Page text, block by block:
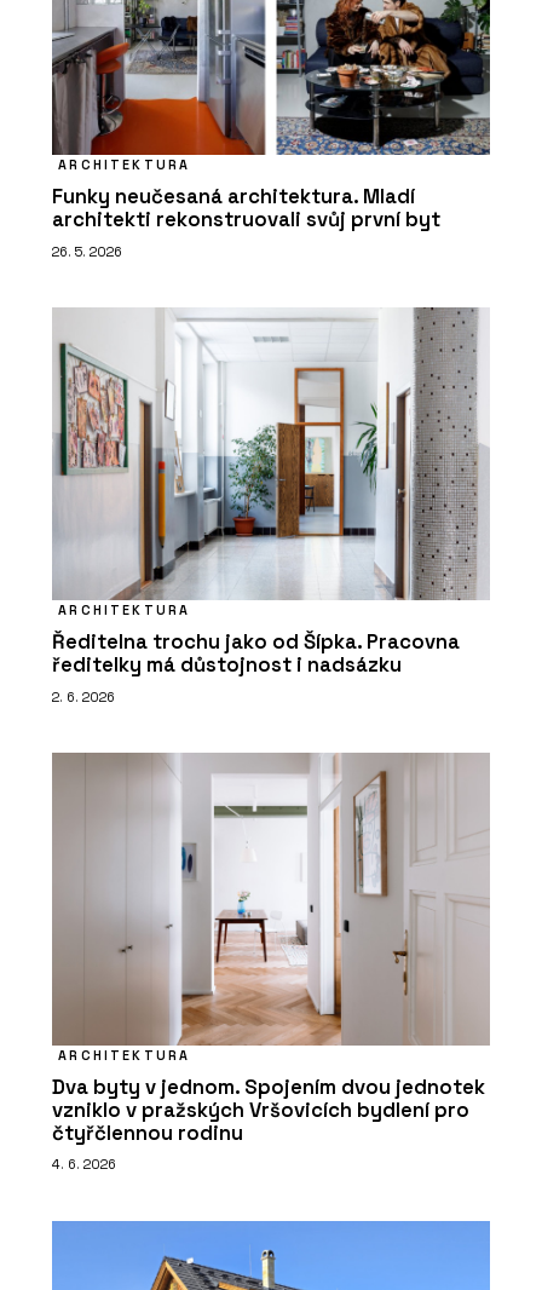
ARCHITEKTURA
Funky neučesaná architektura. Mladí
architekti rekonstruovali svůj první byt
26. 5. 2026
ARCHITEKTURA
Ředitelna trochu jako od Šípka. Pracovna
ředitelky má důstojnost i nadsázku
2. 6. 2026
ARCHITEKTURA
Dva byty v jednom. Spojením dvou jednotek
vzniklo v pražských Vršovicích bydlení pro
čtyřčlennou rodinu
4. 6. 2026